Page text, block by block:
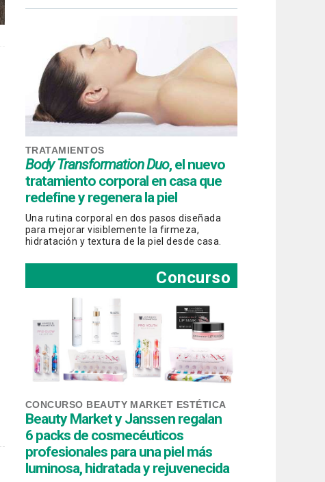
TRATAMIENTOS
Body Transformation Duo, el nuevo
tratamiento corporal en casa que
redefine y regenera la piel
Una rutina corporal en dos pasos diseñada
para mejorar visiblemente la firmeza,
hidratación y textura de la piel desde casa.
Concurso
CONCURSO BEAUTY MARKET ESTÉTICA
Beauty Market y Janssen regalan
6 packs de cosmecéuticos
profesionales para una piel más
luminosa, hidratada y rejuvenecida